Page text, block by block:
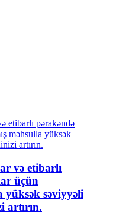
və etibarlı
üçün
yüksək səviyyəli
artırın.